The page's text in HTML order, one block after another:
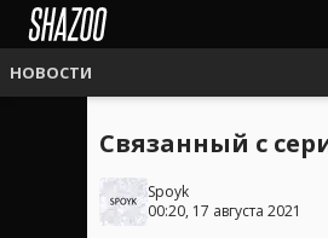
НОВОСТИ
Связанный с
Spoyk
00:20, 17 августа 2021